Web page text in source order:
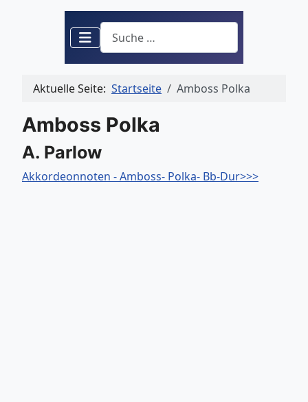
Suchen
Aktuelle Seite: Startseite Amboss Polka
Amboss Polka
A. Parlow
Akkordeonnoten - Amboss- Polka- Bb-Dur>>>